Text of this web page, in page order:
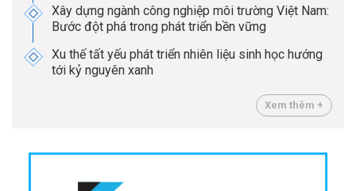
Xây dựng ngành công nghiệp môi trường Việt Nam:
Bước đột phá trong phát triển bền vững
Xu thế tất yếu phát triển nhiên liệu sinh học hướng
tới kỷ nguyên xanh
Xem thêm +